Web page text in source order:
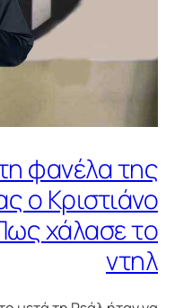
φανέλα της
ο Κριστιάνο
χάλασε το
ντηλ